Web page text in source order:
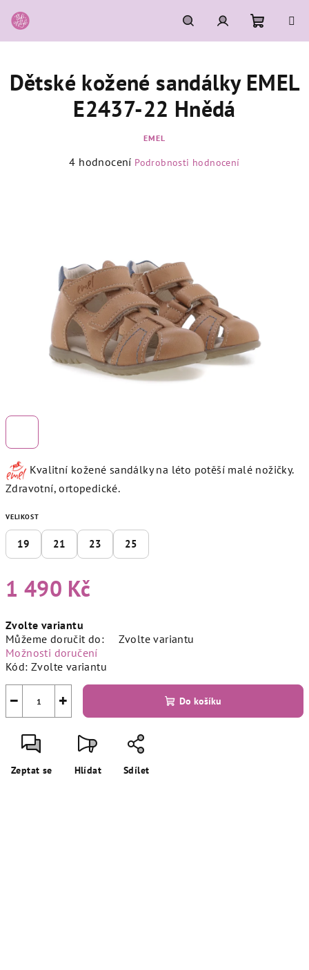
na
obsah
HledatPřihlášeníNákupní
košík
Kvalitní kožené sandálky na léto potěší malé nožičky.
Zdravotní, ortopedické.
VELIKOST
19 21 23 25
1 490 Kč
cena:
Zvolte variantu
Můžeme doručit do:
Zvolte variantu
Možnosti doručení
Kód: Zvolte variantu
+
− Do košíku
Zeptat se Hlídat Sdílet
Dětské kožené sandálky EMEL
E2437-22 Hnědá
EMEL
Průměrné
hvězdiček.
4 hodnocení Podrobnosti hodnocení